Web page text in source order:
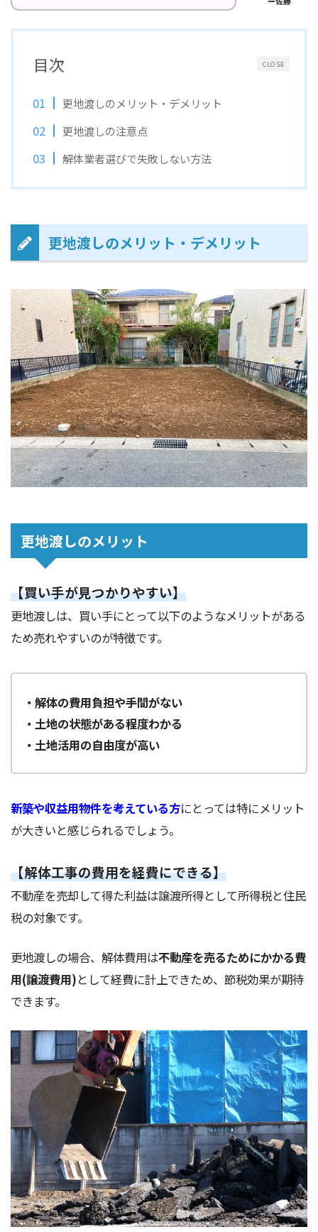
CLOSE
目次
更地渡しのメリット・デメリット
更地渡しの注意点
解体業者選びで失敗しない方法
更地渡しのメリット・デメリット
更地渡しのメリット
【買い手が見つかりやすい】
更地渡しは、買い手にとって以下のようなメリットがある
ため売れやすいのが特徴です。
・解体の費用負担や手間がない
・土地の状態がある程度わかる
・土地活用の自由度が高い
新築や収益用物件を考えている方にとっては特にメリット
が大きいと感じられるでしょう。
【解体工事の費用を経費にできる】
不動産を売却して得た利益は譲渡所得として所得税と住民
税の対象です。
更地渡しの場合、解体費用は不動産を売るためにかかる費
用(譲渡費用)として経費に計上できため、節税効果が期待
できます。